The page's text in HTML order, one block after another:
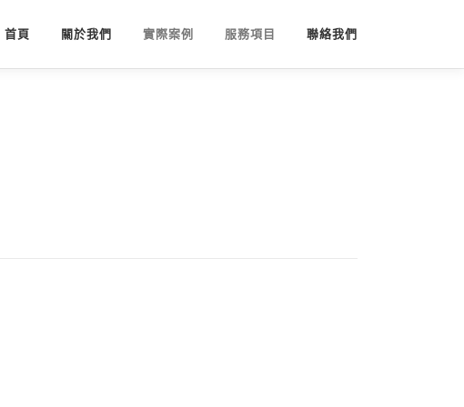
首頁 關於我們 實際案例 服務項目 聯絡我們